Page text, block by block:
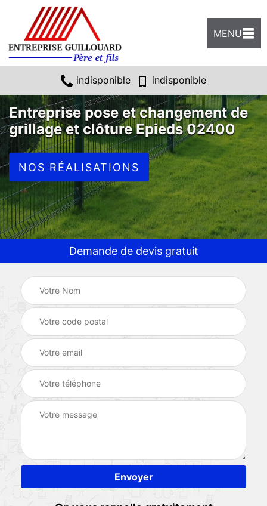
MENU
indisponible indisponible
Entreprise pose et changement de
grillage et clôture Epieds 02400
NOS RÉALISATIONS
Demande de devis gratuit